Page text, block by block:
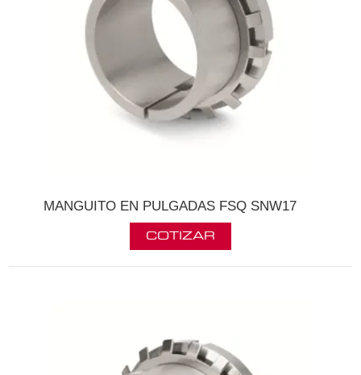
MANGUITO EN PULGADAS FSQ SNW17